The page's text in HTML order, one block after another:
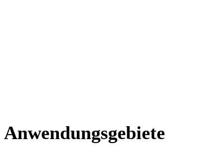
Anwendungsgebiete